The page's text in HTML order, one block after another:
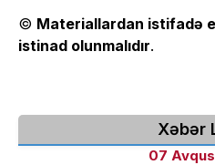
© Materiallardan istifadə
istinad olunmalıdır.
Xəbər
07